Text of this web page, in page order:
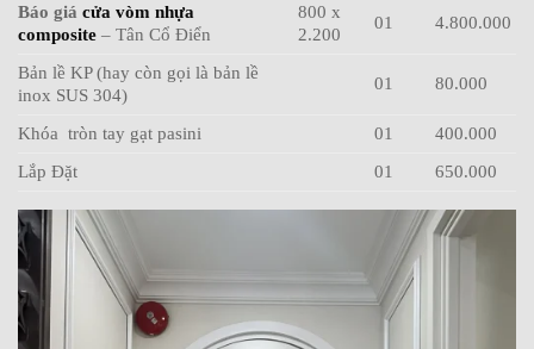
Báo giá cửa vòm nhựa
composite – Tân Cổ Điển
800 x
2.200
01 4.800.000
Bản lề KP (hay còn gọi là bản lề
inox SUS 304)
01 80.000
Khóa tròn tay gạt pasini 01
400.000
Lắp Đặt
01 650.000